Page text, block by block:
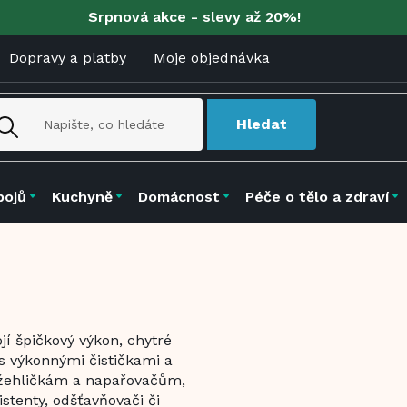
Srpnová akce - slevy až 20%!
Dopravy a platby Moje objednávka
Hledat
Kuchyně Domácnost Péče o tělo a zdraví
špičkový výkon, chytré
výkonnými čističkami a
a napařovačům,
odšťavňovači či